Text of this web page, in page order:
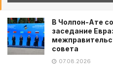
В Чолпон-Ате
заседание
совета
07.08.2026